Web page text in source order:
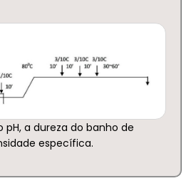
pH, a dureza do banho de
específica.